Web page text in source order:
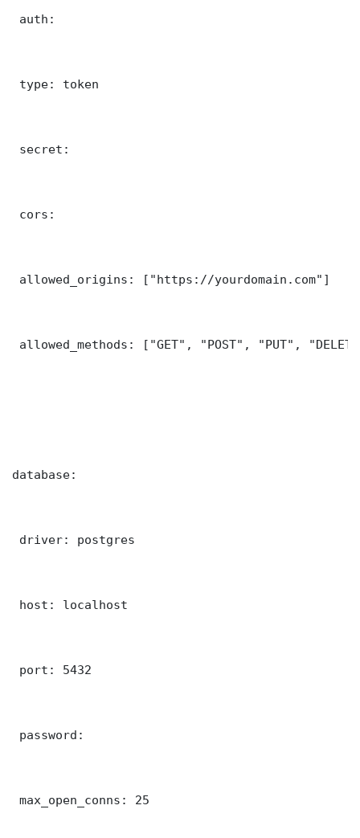
auth:
type: token
secret:
cors:
allowed_origins: ["https://yourdomain.com"]
allowed_methods: ["GET", "POST", "PUT",
database:
driver: postgres
host: localhost
port: 5432
password:
max_open_conns: 25